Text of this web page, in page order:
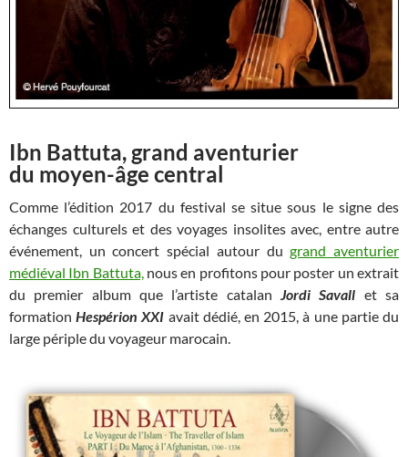
Ibn Battuta, grand aventurier
du moyen-âge central
Comme l’édition 2017 du festival se situe sous le signe des
échanges culturels et des voyages insolites avec, entre autre
événement, un concert spécial autour dugrand aventurier
médiéval Ibn Battuta,nous en profitons pour poster un extrait
du premier album que l’artiste catalan Jordi Savall et sa
formationHespérion XXI avait dédié, en 2015, à une partie du
large périple du voyageur marocain.